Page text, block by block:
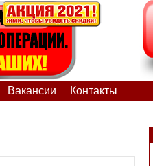
Вакансии Контакты